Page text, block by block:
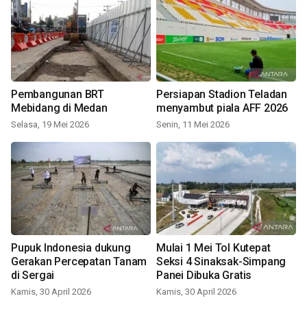
Pembangunan BRT
Mebidang di Medan
Selasa, 19 Mei 2026
Persiapan Stadion Teladan
menyambut piala AFF 2026
Senin, 11 Mei 2026
Pupuk Indonesia dukung
Gerakan Percepatan Tanam
di Sergai
Kamis, 30 April 2026
Mulai 1 Mei Tol Kutepat
Seksi 4 Sinaksak-Simpang
Panei Dibuka Gratis
Kamis, 30 April 2026